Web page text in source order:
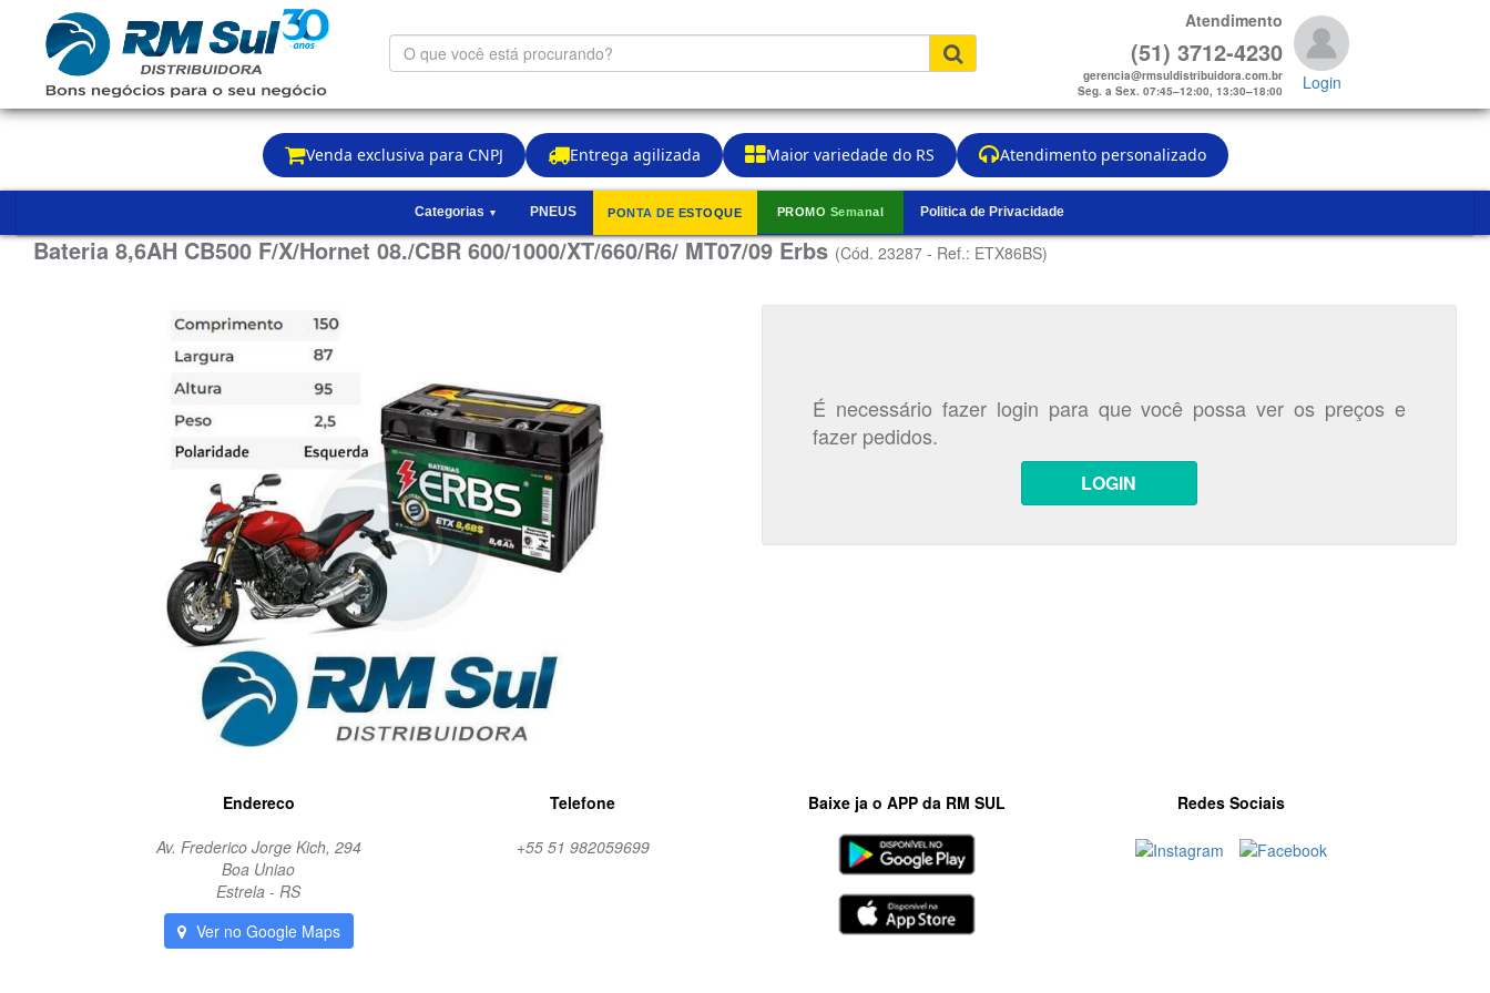
Venda exclusiva para CNPJ Entrega agilizada Maior variedade do RS Atendimento personalizado
O
que
está
procurando?
Atendimento
(51) 3712-4230
gerencia@rmsuldistribuidora.com.br
Seg. a Sex. 07:45–12:00, 13:30–18:00
Login
Categorias ▼ PNEUS PONTA DE ESTOQUE PROMO Semanal Politica de Privacidade
Bateria 8,6AH CB500 F/X/Hornet 08./CBR 600/1000/XT/660/R6/ MT07/09 Erbs(Cód. 23287 - Ref.: ETX86BS)
É necessário fazer login para que você possa ver os preços e
fazer pedidos.
LOGIN
Endereco
Av. Frederico Jorge Kich, 294
Boa Uniao
Estrela - RS
Ver no Google Maps
Telefone
+55 51 982059699
Baixe ja o APP da RM SUL Redes Sociais